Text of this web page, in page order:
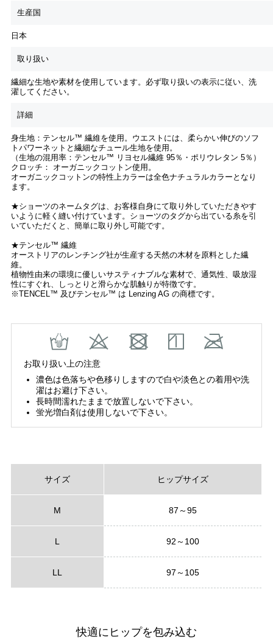
生産国
日本
取り扱い
繊細な生地や素材を使用しています。必ず取り扱いの表示に従い、洗
濯してください。
詳細
身生地：テンセル™ 繊維を使用。ウエストには、柔らかい伸びのソフ
トパワーネットと繊細なチュール生地を使用。
（生地の混用率：テンセル™ リヨセル繊維 95％・ポリウレタン 5％）
クロッチ： オーガニックコットン使用。
オーガニックコットンの特性上カラーは全色ナチュラルカラーとなり
ます。
★ショーツのネームタグは、お客様自身にて取り外していただきやす
いように軽く縫い付けています。ショーツのタグから出ている糸を引
いていただくと、簡単に取り外し可能です。
★テンセル™ 繊維
オーストリアのレンチング社が生産する天然の木材を原料とした繊
維。
植物性由来の環境に優しいサスティナブルな素材で、通気性、吸放湿
性にすぐれ、しっとりと滑らかな肌触りが特徴です。
※TENCEL™ 及びテンセル™ は Lenzing AG の商標です。
お取り扱い上の注意
濃色は色落ちや色移りしますので白や淡色との着用や洗
濯はお避け下さい。
長時間濡れたままで放置しないで下さい。
蛍光増白剤は使用しないで下さい。
サイズ ヒップサイズ
M 87～95
L 92～100
LL 97～105
快適にヒップを包み込む